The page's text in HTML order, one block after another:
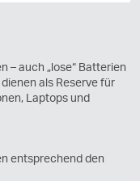
– auch „lose“ Batterien
als Reserve für
Laptops und
entsprechend den